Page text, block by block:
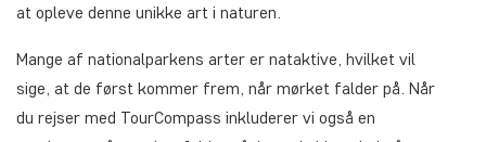
at opleve denne unikke art i naturen.
Mange af nationalparkens arter er nataktive, hvilket vil
sige, at de først kommer frem, når mørket falder på. Når
du rejser med TourCompass inkluderer vi også en